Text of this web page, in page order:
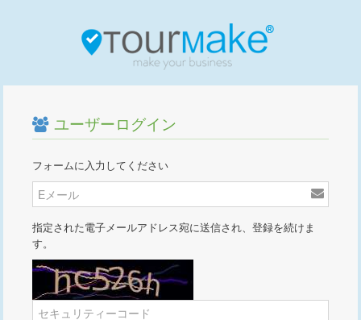
ユーザーログイン
フォームに入力してください
指定された電子メールアドレス宛に送信され、登録を続けま
す。